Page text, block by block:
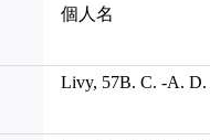
個人名
Livy, 57B. C. -A. D.